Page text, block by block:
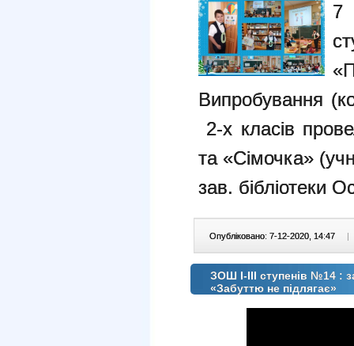
7
Випробування
2-х класів
та «Сімочка»
зав. бібліотеки
Опубліковано: 7-12-2020, 14:47 |
ЗОШ І-ІІІ ступенів №14 :
«Забуттю не підлягає»